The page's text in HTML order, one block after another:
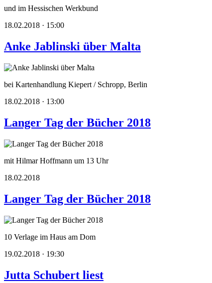
und im Hessischen Werkbund
18.02.2018 · 15:00
Anke Jablinski über Malta
bei Kartenhandlung Kiepert / Schropp, Berlin
18.02.2018 · 13:00
Langer Tag der Bücher 2018
mit Hilmar Hoffmann um 13 Uhr
18.02.2018
Langer Tag der Bücher 2018
10 Verlage im Haus am Dom
19.02.2018 · 19:30
Jutta Schubert liest